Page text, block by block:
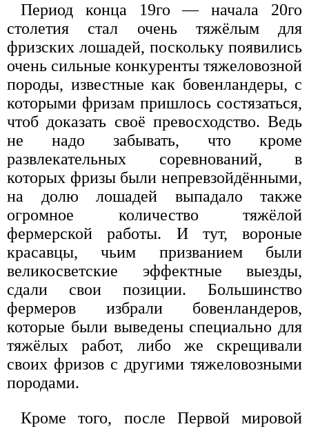
Период конца 19го — начала 20го
столетия стал очень тяжёлым для
фризских лошадей, поскольку появились
очень сильные конкуренты тяжеловозной
породы, известные как бовенландеры, с
которыми фризам пришлось состязаться,
чтоб доказать своё превосходство. Ведь
не надо забывать, что кроме
развлекательных соревнований, в
которых фризы были непревзойдёнными,
на долю лошадей выпадало также
огромное количество тяжёлой
фермерской работы. И тут, вороные
красавцы, чьим призванием были
великосветские эффектные выезды,
сдали свои позиции. Большинство
фермеров избрали бовенландеров,
которые были выведены специально для
тяжёлых работ, либо же скрещивали
своих фризов с другими тяжеловозными
породами.
Кроме того, после Первой мировой